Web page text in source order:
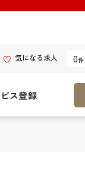
気になる求人 0件
ス登録